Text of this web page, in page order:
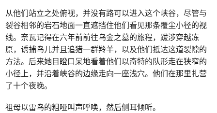
从他们站立之处俯视，并没有路可以进入这个峡谷，尽管与
裂谷相邻的岩石地面一直遮挡住他们看见那条覆尘小径的视
线。奈瓦记得在六年前前往乌金之墓的旅程，跋涉穿越冻
原，诱捕鸟儿并且追猎一群羚羊，以及他们抵达这道裂隙的
方法。后来她目瞪口呆地看着他们以奇特的队形走在狭窄的
小径上，并沿着峡谷的边缘走向一座浅穴。他们在那里扎营
了十个夜晚。
祖母以雷鸟的粗哑叫声呼唤，然后侧耳倾听。